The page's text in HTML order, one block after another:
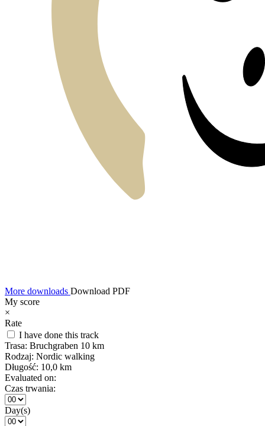
More downloads Download PDF
My score
×
Rate
I have done this track
Trasa: Bruchgraben 10 km
Rodzaj: Nordic walking
Długość: 10,0 km
Evaluated on:
Czas trwania:
Day(s)